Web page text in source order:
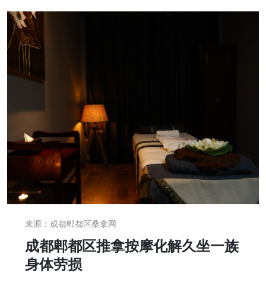
来源：成都郫都区桑拿网
成都郫都区推拿按摩化解久坐一族
身体劳损